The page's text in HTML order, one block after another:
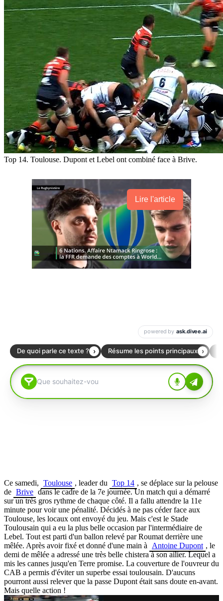
Top 14. Toulouse. Dupont et Lebel ont combiné face à Brive.
Lire l'article
Ce samedi, Toulouse , leader du Top 14 , se déplace sur la pelouse
de Brive dans le cadre de la 7e journée. Un match qui a démarré
sur un très gros rythme de chaque côté. Il a fallu attendre la 11e
minute pour voir une pénalité. Décidés à ne pas céder face aux
Toulouse, les locaux ont envoyé du jeu. Mais c'est le Stade
Toulousain qui a eu la plus belle occasion par l'intermédiaire de
Lebel. Tout est parti d'un ballon relevé par Roumat derrière une
mêlée. Après avoir fixé et donné d'une main à
Antoine Dupont , le
demi de mêlée a adressé une très belle chistera à son ailier. Lequel a
mis les cannes jusqu'en Terre promise. La couverture de l'ouvreur du
CAB a permis d'éviter un superbe essai toulousain. D'aucuns
pourront aussi relever que la passe Dupont était sans doute en-avant.
Mais quelle action !